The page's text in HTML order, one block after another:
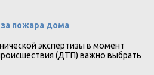
пожара дома
экспертизы в момент
(ДТП) важно выбрать